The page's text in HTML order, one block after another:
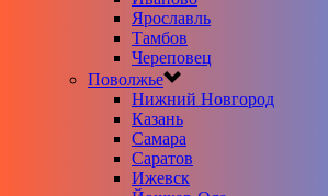
Ярославль
Тамбов
Череповец
Поволжье
Нижний Новгород
Казань
Самара
Саратов
Ижевск